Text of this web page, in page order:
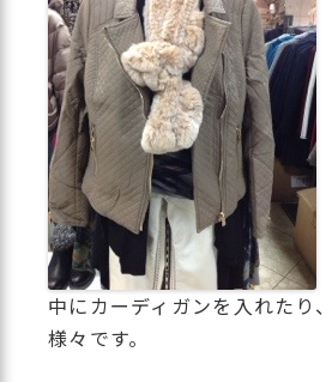
中にカーディガンを入れたり
様々です。